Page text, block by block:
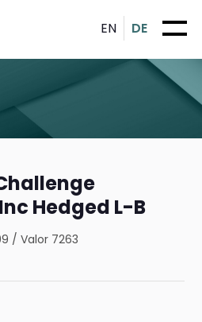
EN DE
Hedged L-B
/Valor 7263